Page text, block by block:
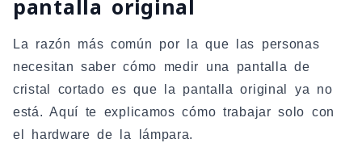
pantalla original
La razón más común por la que las personas
necesitan saber cómo medir una pantalla de
cristal cortado es que la pantalla original ya no
está. Aquí te explicamos cómo trabajar solo con
el hardware de la lámpara.